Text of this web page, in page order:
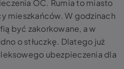
OC. Rumia to miasto
mieszkańców. W godzinach
być zakorkowane, a w
o stłuczkę. Dlatego już
ubezpieczenia dla